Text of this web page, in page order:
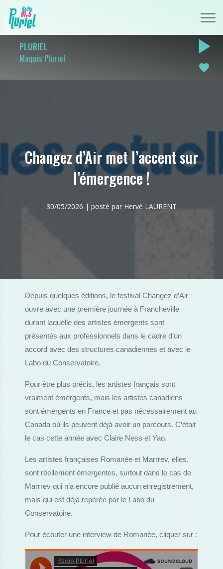
PLURIEL
Maquis Pluriel
play_arrow
favorite
Changez d’Air met l’accent sur
l’émergence !
30/05/2026 | posté par Hervé LAURENT
Depuis quelques éditions, le festival Changez d’Air
ouvre avec une première journée à Francheville
durant laquelle des artistes émergents sont
présentés aux professionnels dans le cadre d’un
accord avec des structures canadiennes et avec le
Labo du Conservatoire.
Pour être plus précis, les artistes français sont
vraiment émergents, mais les artistes canadiens
sont émergents en France et pas nécessairement au
Canada où ils peuvent déjà avoir un parcours. C’était
le cas cette année avec Claire Ness et Yao.
Les artistes françaises Romanée et Marrrev, elles,
sont réellement émergentes, surtout dans le cas de
Marrrev qui n’a encore publié aucun enregistrement,
mais qui est déjà repérée par le Labo du
Conservatoire.
Pour écouter une interview de Romanée, cliquer sur :